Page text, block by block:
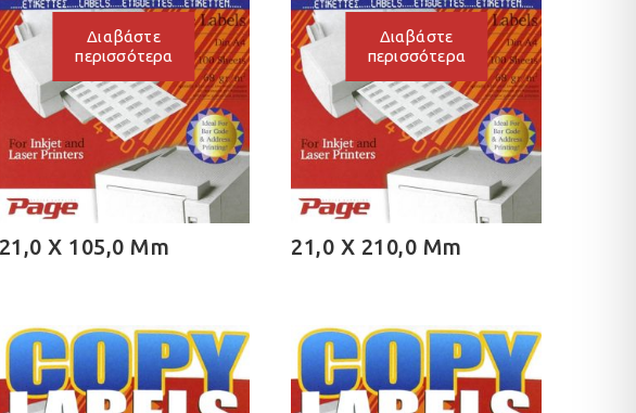
Διαβάστε
περισσότερα
21,0 X 105,0 Mm
Διαβάστε
περισσότερα
21,0 X 210,0 Mm